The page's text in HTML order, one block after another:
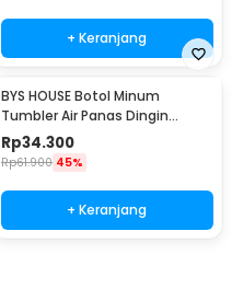
+ Keranjang
BYS HOUSE Botol Minum
Tumbler Air Panas Dingin
Stainless Steel 380ml - TY204
Rp34.300
Rp61.900 45%
+ Keranjang